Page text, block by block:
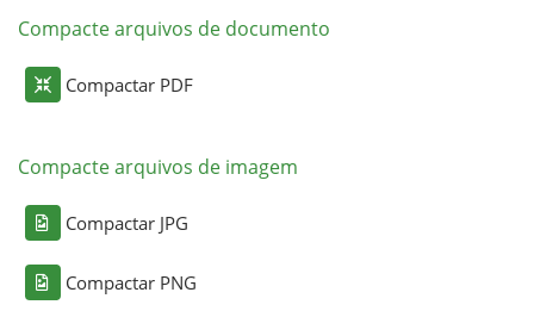
Compacte arquivos de documento
Compactar PDF
Compacte arquivos de imagem
Compactar JPG
Compactar PNG